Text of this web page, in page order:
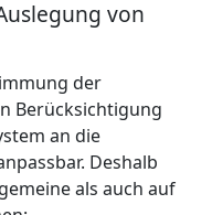
von
der
Berücksichtigung
an die
Deshalb
als auch auf